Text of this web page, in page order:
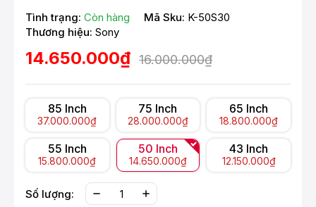
Tình trạng: Còn hàng Mã Sku: K-50S30
Thương hiệu: Sony
14.650.000₫ 16.000.000₫
85 Inch
37.000.000₫
75 Inch
28.000.000₫
65 Inch
18.800.000₫
55 Inch
15.800.000₫
50 Inch
14.650.000₫
43 Inch
12.150.000₫
Số lượng: